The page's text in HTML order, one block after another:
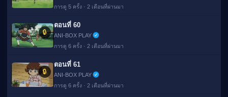
การดู 5 ครั้ง · 2 เดือนที่ผ่านมา
🔒
ตอนที่ 60
ANI-BOX PLAY
การดู 6 ครั้ง · 2 เดือนที่ผ่านมา
🔒
ตอนที่ 61
ANI-BOX PLAY
การดู 6 ครั้ง · 2 เดือนที่ผ่านมา